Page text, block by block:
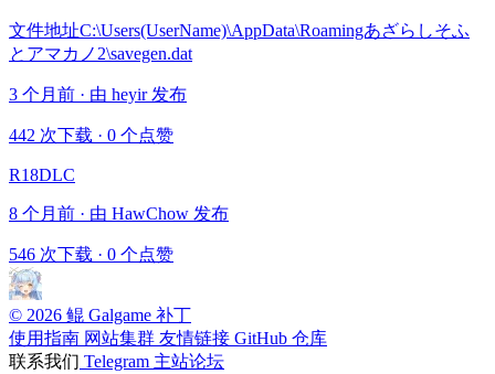
文件地址C:\Users(UserName)\AppData\Roamingあざらしそふ
とアマカノ2\savegen.dat
3 个月前 · 由 heyir 发布
442 次下载 · 0 个点赞
R18DLC
8 个月前 · 由 HawChow 发布
546 次下载 · 0 个点赞
© 2026 鲲 Galgame 补丁
使用指南 网站集群 友情链接 GitHub 仓库
联系我们 Telegram 主站论坛